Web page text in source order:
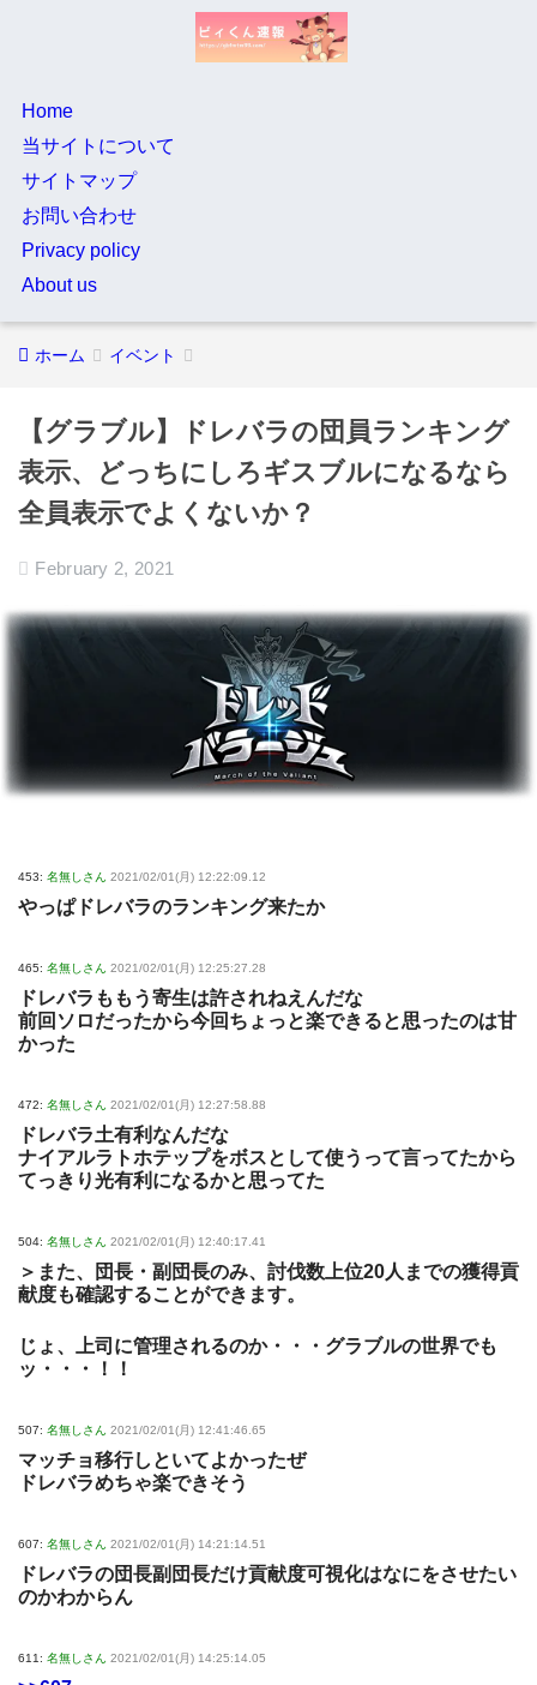
Home
当サイトについて
サイトマップ
お問い合わせ
Privacy policy
About us
ホーム イベント
【グラブル】ドレバラの団員ランキング
表示、どっちにしろギスブルになるなら
全員表示でよくないか？
February 2, 2021
453: 名無しさん 2021/02/01(月) 12:22:09.12
やっぱドレバラのランキング来たか
465: 名無しさん 2021/02/01(月) 12:25:27.28
ドレバラももう寄生は許されねえんだな
前回ソロだったから今回ちょっと楽できると思ったのは甘
かった
472: 名無しさん 2021/02/01(月) 12:27:58.88
ドレバラ土有利なんだな
ナイアルラトホテップをボスとして使うって言ってたから
てっきり光有利になるかと思ってた
504: 名無しさん 2021/02/01(月) 12:40:17.41
＞また、団長・副団長のみ、討伐数上位20人までの獲得貢
献度も確認することができます。
じょ、上司に管理されるのか・・・グラブルの世界でも
ッ・・・！！
507: 名無しさん 2021/02/01(月) 12:41:46.65
マッチョ移行しといてよかったぜ
ドレバラめちゃ楽できそう
607: 名無しさん 2021/02/01(月) 14:21:14.51
ドレバラの団長副団長だけ貢献度可視化はなにをさせたい
のかわからん
611: 名無しさん 2021/02/01(月) 14:25:14.05